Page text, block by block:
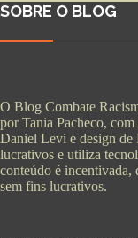
SOBRE O BLOG
O Blog Combate
por Tania Pacheco,
Daniel Levi e design
lucrativos e utiliza
conteúdo é incentivada,
sem fins lucrativos.